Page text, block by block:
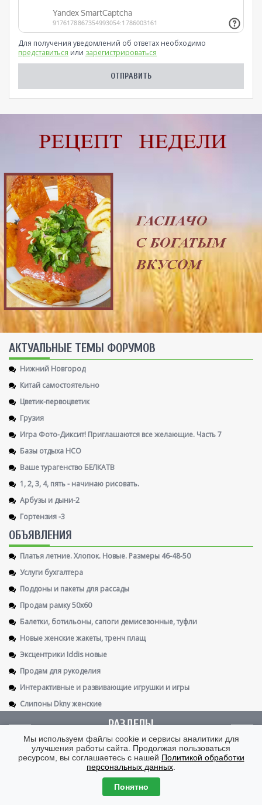
Для получения уведомлений об ответах необходимо
представиться или зарегистрироваться
AКТУАЛЬНЫЕ ТЕМЫ ФОРУМОВ
Нижний Новгород
Китай самостоятельно
Цветик-первоцветик
Грузия
Игра Фото-Диксит! Приглашаются все желающие. Часть 7
Базы отдыха НСО
Ваше турагенство БЕЛКАТВ
1, 2, 3, 4, пять - начинаю рисовать.
Арбузы и дыни-2
Гортензия -3
ОБЪЯВЛЕНИЯ
Платья летние. Хлопок. Новые. Размеры 46-48-50
Услуги бухгалтера
Поддоны и пакеты для рассады
Продам рамку 50х60
Балетки, ботильоны, сапоги демисезонные, туфли
Новые женские жакеты, тренч плащ
Эксцентрики Iddis новые
Продам для рукоделия
Интерактивные и развивающие игрушки и игры
Слипоны Dkny женские
РАЗДЕЛЫ
ОБЪЯВЛЕНИЯ (ДО) ШОПИНГ КЛУБ (КП И СП) ФОРУМ ДНЕВНИКИ
БЕРЕМЕННОСТЬ О ДЕТЯХ ЗАНЯТИЯ И ИГРЫ ДЛЯ ДЕТЕЙ
ЖИЗНЬ ЗАМЕЧАТЕЛЬНЫХ ВРАЧЕЙ
Мы используем файлы cookie и сервисы аналитики для
улучшения работы сайта. Продолжая пользоваться
ресурсом, вы соглашаетесь с нашей Политикой обработки
персональных данных
Понятно